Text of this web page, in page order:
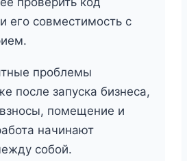
его совместимость с
проблемы
после запуска бизнеса,
помещение и
начинают
собой.